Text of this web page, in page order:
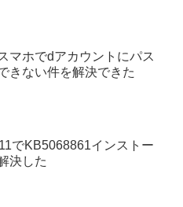
マホでdアカウントにパス
きない件を解決できた
でKB5068861インストー
決した